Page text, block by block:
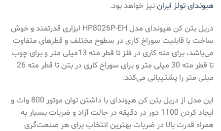
هیوندای تولز ایراننیز خواهد بود.
دریل بتن کن هیوندای مدل HP8026P-EH ابزاری قدرتمند و خوش
ساخت با قابلیت سوراخ کاری در سطوح مختلف و قطرهای متفاوت
می‌باشد، برای مته کاری در فلز تا قطر مته 13میلی متر و برای چوب
تا قطر مته 30 میلی متر و برای سوراخ‌ کاری در بتن تا قطر مته 26
میلی متر را پشتیبانی می‌کند.
این مدل از دریل بتن کن هیوندای با داشتن توان موتور 800 وات و
ایجاد کردن 1100 دور در دقیقه در حالت آزاد و ضربات بسیار به
همراه قدرت بالا در ضربات بهترین انتخاب برای هر صنعت‌گری